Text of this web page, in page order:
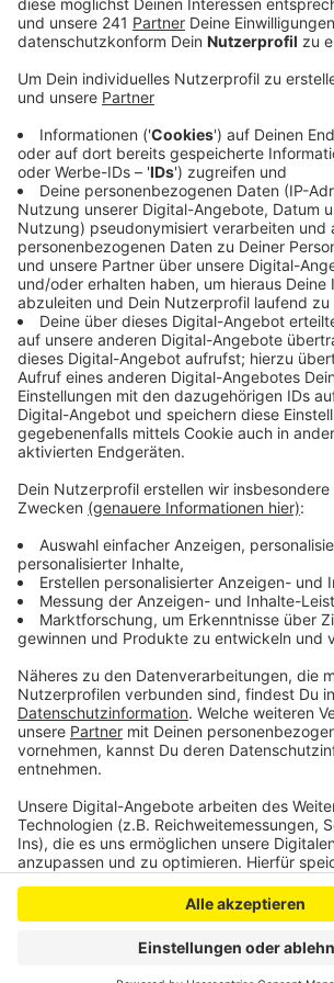
Anzeige
Anzeige
Die beiden RTW-Modelle sind mit
ausgestattet. Sie ersetzen ältere
regelmäßig nach fünf Jahren Dienst
werden. Allein im vergangenen Jahr ist
Rettungsdienst zu knapp 7.000
Anzeige
Mehr Meldungen aus
Anzeige
Prozess nach Massenunfall in
Rheinbrücke entlastet Wirtschaft und
Unbekannte werfen Gaskartuschen
Anzeige